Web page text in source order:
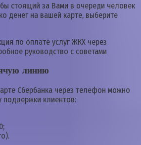
стоящий за Вами в очереди человек
денег на вашей карте, выберите
по оплате услуг ЖКХ через
руководство с советами
линию
Сбербанка через телефон можно
клиентов: